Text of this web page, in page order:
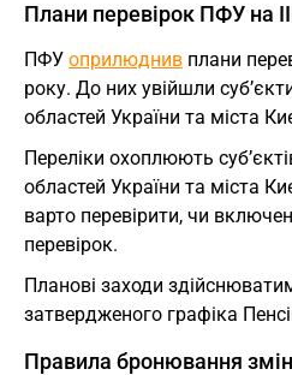
Плани перевірок ПФУ на
ПФУ оприлюднив плани
року. До них увійшли
областей України та міста
Переліки охоплюють
областей України та міста
варто перевірити, чи
перевірок.
Планові заходи
затвердженого графіка
Правила бронювання